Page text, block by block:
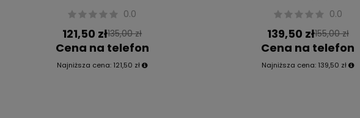
0.0
121,50 zł135,00 zł
Cena na telefon
Najniższa cena: 121,50 zł
0.0
139,50 zł155,00 zł
Cena na telefon
Najniższa cena: 139,50 zł